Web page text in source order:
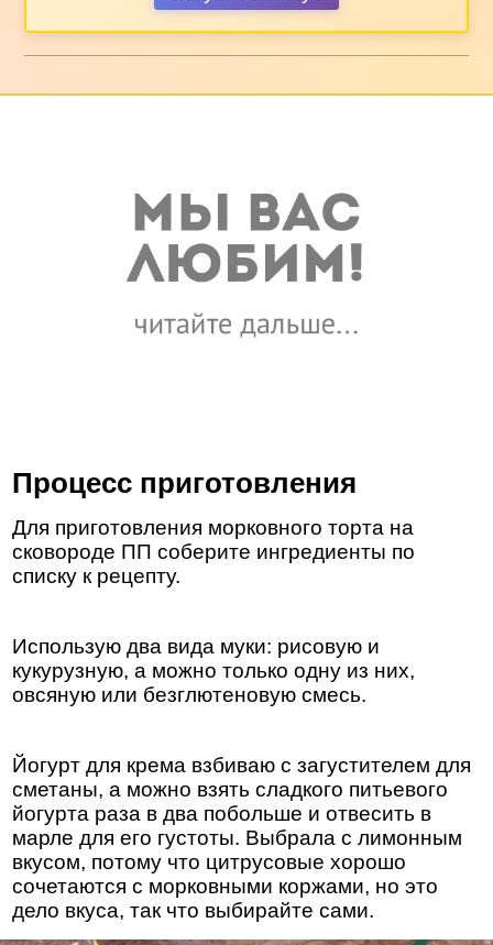
Процесс приготовления
Для приготовления морковного торта на
сковороде ПП соберите ингредиенты по
списку к рецепту.
Использую два вида муки: рисовую и
кукурузную, а можно только одну из них,
овсяную или безглютеновую смесь.
Йогурт для крема взбиваю с загустителем для
сметаны, а можно взять сладкого питьевого
йогурта раза в два побольше и отвесить в
марле для его густоты. Выбрала с лимонным
вкусом, потому что цитрусовые хорошо
сочетаются с морковными коржами, но это
дело вкуса, так что выбирайте сами.